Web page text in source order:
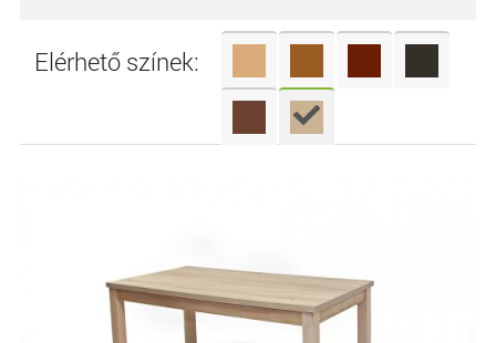
Elérhető színek: